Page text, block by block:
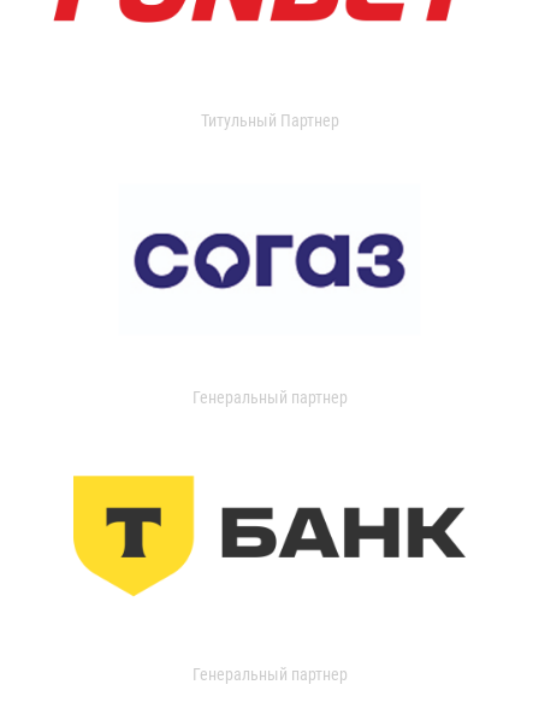
Титульный Партнер
Генеральный партнер
Генеральный партнер